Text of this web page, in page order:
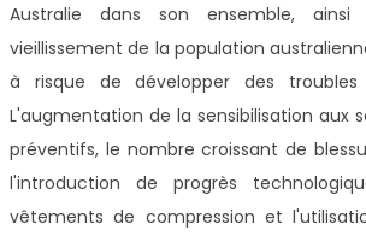
Australie dans son ensemble,
vieillissement de la population
à risque de développer des troubles
L'augmentation de la sensibilisation aux
préventifs, le nombre croissant de
l'introduction de progrès
vêtements de compression et